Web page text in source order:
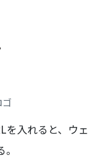
ゴ
入れると、ウェ